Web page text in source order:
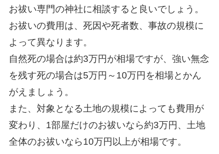
お祓い専門の神社に相談すると良いでしょう。
お祓いの費用は、死因や死者数、事故の規模に
よって異なります。
自然死の場合は約3万円が相場ですが、強い無念
を残す死の場合は5万円～10万円を相場とかん
がえましょう。
また、対象となる土地の規模によっても費用が
変わり、1部屋だけのお祓いなら約3万円、土地
全体のお祓いなら10万円以上が相場です。